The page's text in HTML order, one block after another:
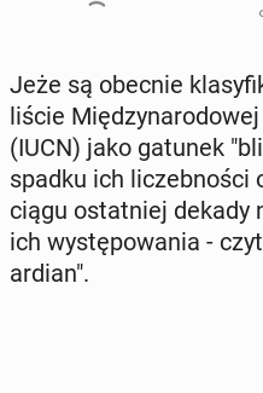
Jeże są obecnie
liście
(IUCN) jako gatunek
spadku ich li­czeb­no­ści
ciągu ostat­niej dekady
ich wy­stę­po­wa­nia -
ar­dian".